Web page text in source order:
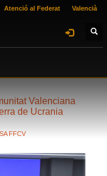
Atenció al Federat Valencià
Valenciana
de Ucrania
FFCV